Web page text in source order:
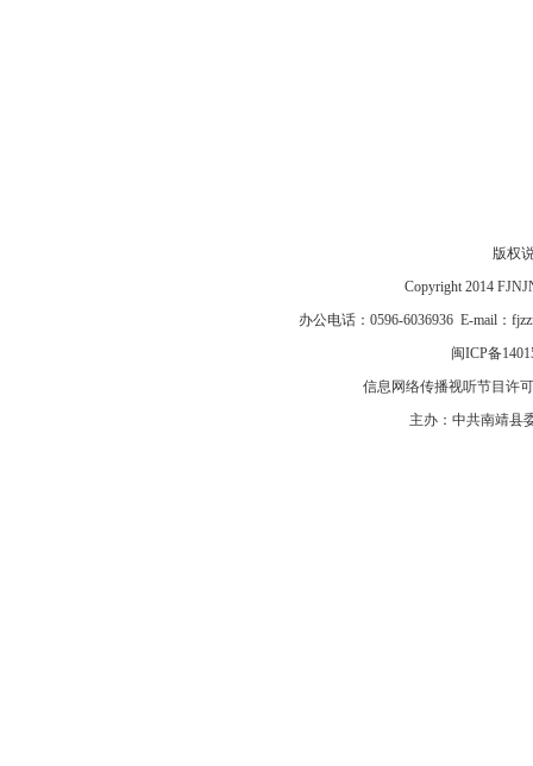
版权
Copyright 2014
办公电话：0596-6036936 E-mail：
闽ICP备
信息网络传播视听节目许
主办：中共南靖县